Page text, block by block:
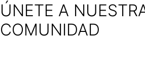
ÚNETE A
COMUNIDAD